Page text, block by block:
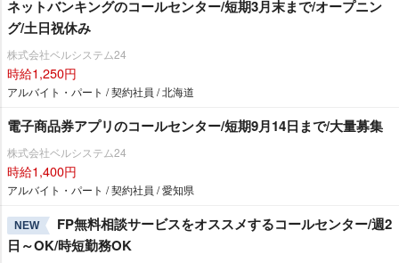
ネットバンキングのコールセンター/短期3月末まで/オープニン
グ/土日祝休み
株式会社ベルシステム24
時給1,250円
アルバイト・パート / 契約社員 / 北海道
電子商品券アプリのコールセンター/短期9月14日まで/大量募集
株式会社ベルシステム24
時給1,400円
アルバイト・パート / 契約社員 / 愛知県
NEW
FP無料相談サービスをオススメするコールセンター/週2
日～OK/時短勤務OK